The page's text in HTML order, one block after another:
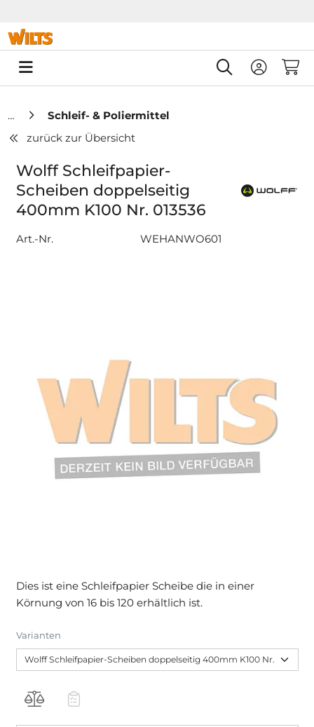
0
Schleif- & Poliermittel
zurück zur Übersicht
Wolff Schleifpapier-
Scheiben doppelseitig
400mm K100 Nr. 013536
Art.-Nr. WEHANWO601
Dies ist eine Schleifpapier Scheibe die in einer
Körnung von 16 bis 120 erhältlich ist.
Varianten